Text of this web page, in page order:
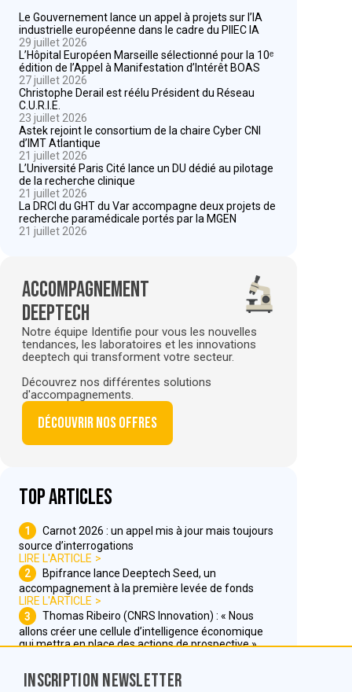
Le Gouvernement lance un appel à projets sur l’IA
industrielle européenne dans le cadre du PIIEC IA
29 juillet 2026
L’Hôpital Européen Marseille sélectionné pour la 10ᵉ
édition de l’Appel à Manifestation d’Intérêt BOAS
27 juillet 2026
Christophe Derail est réélu Président du Réseau
C.U.R.I.E.
23 juillet 2026
Astek rejoint le consortium de la chaire Cyber CNI
d’IMT Atlantique
21 juillet 2026
L’Université Paris Cité lance un DU dédié au pilotage
de la recherche clinique
21 juillet 2026
La DRCI du GHT du Var accompagne deux projets de
recherche paramédicale portés par la MGEN
21 juillet 2026
Accompagnement
deeptech
Notre équipe Identifie pour vous les nouvelles
tendances, les laboratoires et les innovations
deeptech qui transforment votre secteur.
Découvrez nos différentes solutions
d'accompagnements.
Découvrir nos offres
Top articles
1
Carnot 2026 : un appel mis à jour mais toujours
source d’interrogations
LIRE L'ARTICLE
2
Bpifrance lance Deeptech Seed, un
accompagnement à la première levée de fonds
LIRE L'ARTICLE
3
Thomas Ribeiro (CNRS Innovation) : « Nous
allons créer une cellule d’intelligence économique
qui mettra en place des actions de prospective »
Inscription Newsletter